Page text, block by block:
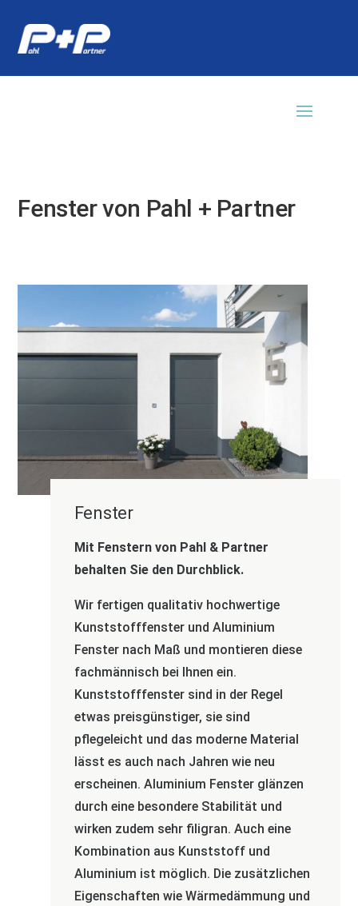
Fenster von Pahl + Partner
Fenster
Mit Fenstern von Pahl & Partner
behalten Sie den Durchblick.
Wir fertigen qualitativ hochwertige
Kunststofffenster und Aluminium
Fenster nach Maß und montieren diese
fachmännisch bei Ihnen ein.
Kunststofffenster sind in der Regel
etwas preisgünstiger, sie sind
pflegeleicht und das moderne Material
lässt es auch nach Jahren wie neu
erscheinen. Aluminium Fenster glänzen
durch eine besondere Stabilität und
wirken zudem sehr filigran. Auch eine
Kombination aus Kunststoff und
Aluminium ist möglich. Die zusätzlichen
Eigenschaften wie Wärmedämmung und